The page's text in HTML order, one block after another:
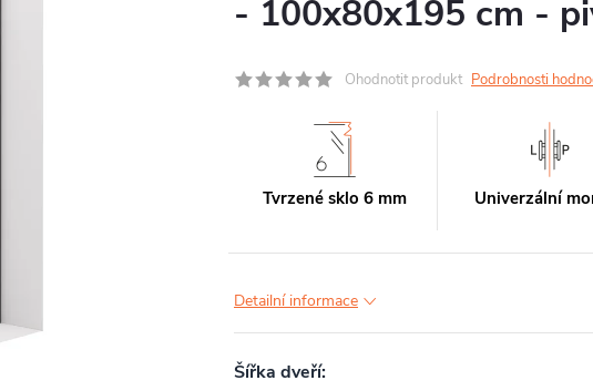
- 100x80x195 cm -
Ohodnotit produkt Podrobnosti
Tvrzené sklo 6 mm Univerzální
Detailní informace